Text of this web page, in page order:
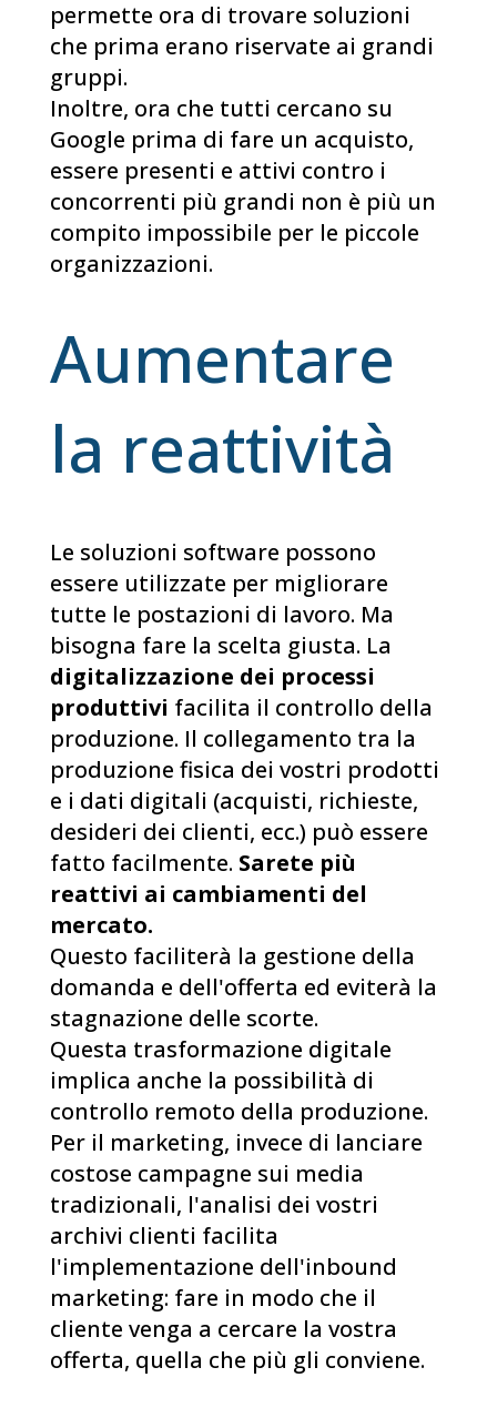
permette ora di trovare soluzioni
che prima erano riservate ai grandi
gruppi.
Inoltre, ora che tutti cercano su
Google prima di fare un acquisto,
essere presenti e attivi contro i
concorrenti più grandi non è più un
compito impossibile per le piccole
organizzazioni.
Aumentare
la reattività
Le soluzioni software possono
essere utilizzate per migliorare
tutte le postazioni di lavoro. Ma
bisogna fare la scelta giusta. La
digitalizzazione dei processi
produttivi facilita il controllo della
produzione. Il collegamento tra la
produzione fisica dei vostri prodotti
e i dati digitali (acquisti, richieste,
desideri dei clienti, ecc.) può essere
fatto facilmente. Sarete più
reattivi ai cambiamenti del
mercato.
Questo faciliterà la gestione della
domanda e dell'offerta ed eviterà la
stagnazione delle scorte.
Questa trasformazione digitale
implica anche la possibilità di
controllo remoto della produzione.
Per il marketing, invece di lanciare
costose campagne sui media
tradizionali, l'analisi dei vostri
archivi clienti facilita
l'implementazione dell'inbound
marketing: fare in modo che il
cliente venga a cercare la vostra
offerta, quella che più gli conviene.